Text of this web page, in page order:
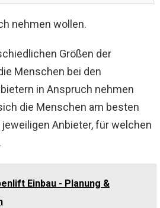
nehmen wollen.
Größen der
Menschen bei den
in Anspruch nehmen
die Menschen am besten
Anbieter, für welchen
Einbau - Planung &